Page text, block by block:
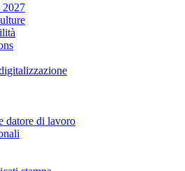
2027
datore di lavoro